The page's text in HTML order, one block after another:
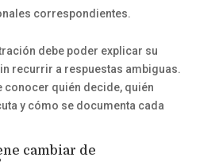
correspondientes.
debe poder explicar su
recurrir a respuestas ambiguas.
conocer quién decide, quién
y cómo se documenta cada
cambiar de